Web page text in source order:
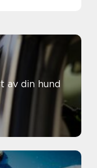
av din hund